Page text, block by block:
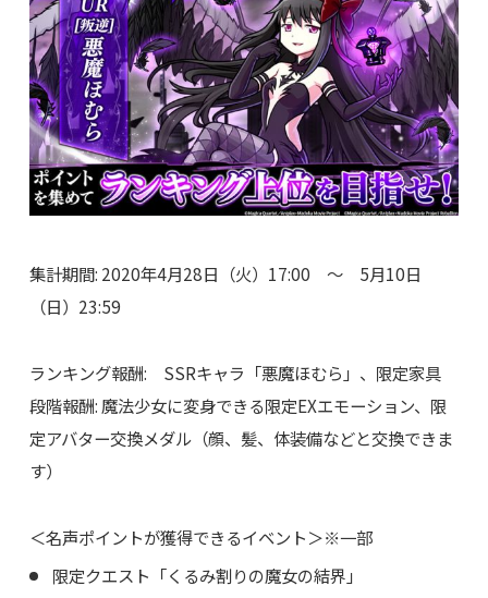
集計期間: 2020年4月28日（火）17:00 ～ 5月10日
（日）23:59
ランキング報酬: SSRキャラ「悪魔ほむら」、限定家具
段階報酬: 魔法少女に変身できる限定EXエモーション、限
定アバター交換メダル（顔、髪、体装備などと交換できま
す）
＜名声ポイントが獲得できるイベント＞※一部
限定クエスト「くるみ割りの魔女の結界」